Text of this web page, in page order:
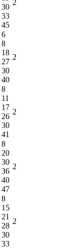
30
33
45
2
6
8
18
27
30
40
2
8
11
17
26
30
41
2
8
20
30
36
40
47
2
8
15
21
28
30
33
2